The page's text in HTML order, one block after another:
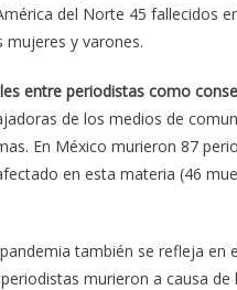
del Norte 45 fallecidos
mujeres y varones.
entre periodistas como
de los medios de
En México murieron 87
en esta materia (46
también se refleja
murieron a causa de